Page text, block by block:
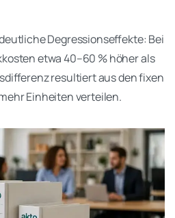
Degressionseffekte: Bei
etwa 40–60 % höher als
resultiert aus den fixen
Einheiten verteilen.